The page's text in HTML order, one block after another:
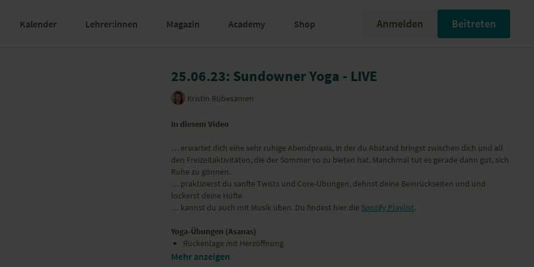
Kalender Lehrer:innen Magazin Academy Shop Anmelden Beitreten
25.06.23: Sundowner Yoga - LIVE
Kristin Rübesamen
In diesem Video
… erwartet dich eine sehr ruhige Abendpraxis, in der du Abstand bringst zwischen dich und all
den Freizeitaktivitäten, die der Sommer so zu bieten hat. Manchmal tut es gerade dann gut, sich
Ruhe zu gönnen.
… praktizierst du sanfte Twists und Core-Übungen, dehnst deine Beinrückseiten und und
lockerst deine Hüfte.
… kannst du auch mit Musik üben. Du findest hier die Spotify Playlist.
Yoga-Übungen (Asanas)
Rückenlage mit Herzöffnung
sanfte Mobilisation der Wirbelsäule in Rückenlage
Mehr anzeigen